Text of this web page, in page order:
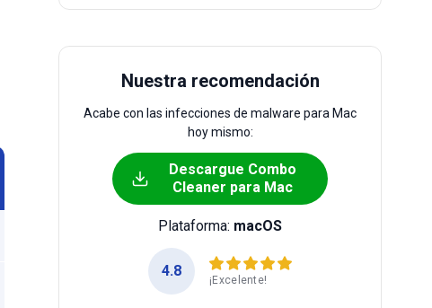
Nuestra recomendación
Acabe con las infecciones de malware para Mac
hoy mismo:
Descargue Combo
Cleaner para Mac
Plataforma: macOS
4.8
¡Excelente!